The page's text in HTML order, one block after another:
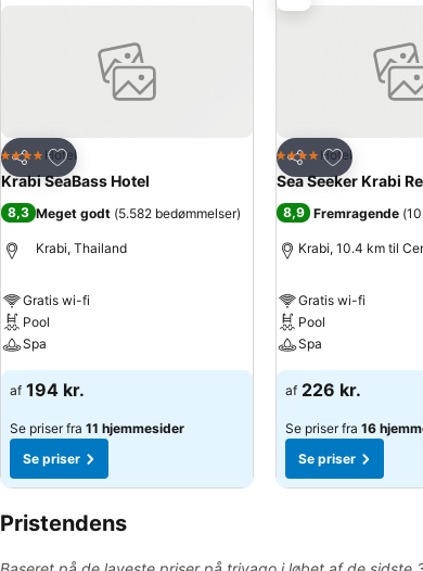
Del
Føj til favoritter
4 StjernerHotel
Krabi SeaBass Hotel
8,3 Meget godt (5.582 bedømmelser)
Krabi, Thailand
Gratis wi-fi
Pool
Spa
af 194 kr.
Se priser fra 11 hjemmesider
Se priser
Del
Føj til
4 StjernerHotel
Sea Seeker Krabi
8,9 Fremragende (
Krabi, 10.4 km til
Gratis wi-fi
Pool
Spa
af 226 kr.
Se priser fra 16
Se priser
Pristendens